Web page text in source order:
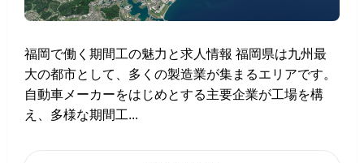
福岡で働く期間工の魅力と求人情報 福岡県は九州最
大の都市として、多くの製造業が集まるエリアです。
自動車メーカーをはじめとする主要企業が工場を構
え、多様な期間工...